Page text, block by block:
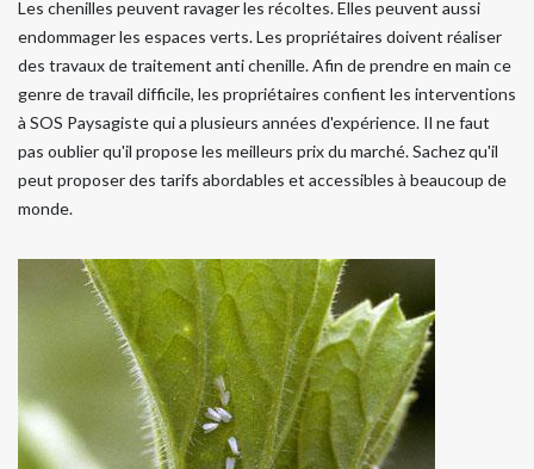
Les chenilles peuvent ravager les récoltes. Elles peuvent aussi
endommager les espaces verts. Les propriétaires doivent réaliser
des travaux de traitement anti chenille. Afin de prendre en main ce
genre de travail difficile, les propriétaires confient les interventions
à SOS Paysagiste qui a plusieurs années d'expérience. Il ne faut
pas oublier qu'il propose les meilleurs prix du marché. Sachez qu'il
peut proposer des tarifs abordables et accessibles à beaucoup de
monde.